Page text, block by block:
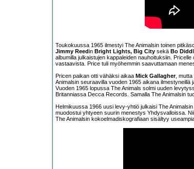
Toukokuussa 1965 ilmestyi The Animalsin toinen
Jimmy Reedin Bright Lights, Big City sekä Bo
albumilla julkaistujen kappaleiden nauhoituksiin.
vastaavista. Price tuli myöhemmin saavuttamaan
Pricen paikan otti vähäksi aikaa Mick Gallagher, mutta
Animalsin seuraavilla vuoden 1965 aikana
Vuoden 1965 lopussa The Animals solmi uuden
Britanniassa Decca Records. Samalla The Animalsin
Helmikuussa 1966 uusi levy-yhtiö julkaisi The
muodostui yhtyeen suurin menestys Yhdysvalloissa.
The Animalsin kokoelmadiskografiaan sisältyy